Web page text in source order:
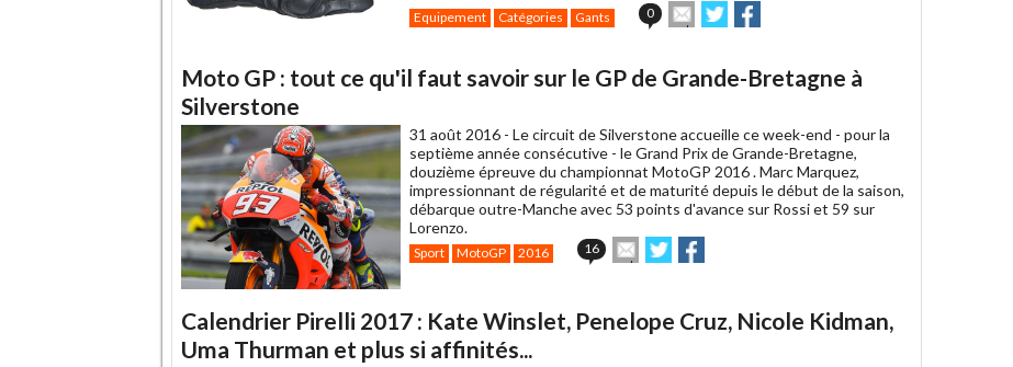
Equipement Catégories Gants 0
Envoyer
cet
à
un
Partager
sur sur
Moto GP : tout ce qu'il faut savoir sur le GP de Grande-Bretagne à
Silverstone
31 août 2016 - Le circuit de Silverstone accueille ce week-end - pour la
septième année consécutive - le Grand Prix de Grande-Bretagne,
douzième épreuve du championnat MotoGP 2016 . Marc Marquez,
impressionnant de régularité et de maturité depuis le début de la saison,
débarque outre-Manche avec 53 points d'avance sur Rossi et 59 sur
Lorenzo.
Sport MotoGP 2016 16
Envoyer
cet
un
Partager
sur sur
Calendrier Pirelli 2017 : Kate Winslet, Penelope Cruz, Nicole Kidman,
Uma Thurman et plus si affinités...